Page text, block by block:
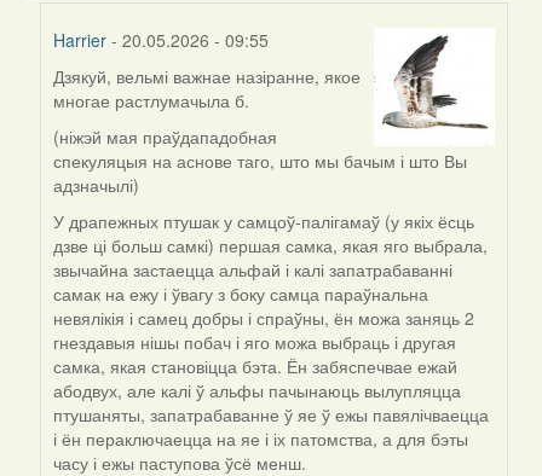
Harrier - 20.05.2026 - 09:55
In
reply
to
by
nataly.d
Дзякуй, вельмі важнае назіранне, якое
многае растлумачыла б.
(ніжэй мая праўдападобная
спекуляцыя на аснове таго, што мы бачым і што Вы
адзначылі)
У драпежных птушак у самцоў-палігамаў (у якіх ёсць
дзве ці больш самкі) першая самка, якая яго выбрала,
звычайна застаецца альфай і калі запатрабаванні
самак на ежу і ўвагу з боку самца параўнальна
невялікія і самец добры і спраўны, ён можа заняць 2
гнездавыя нішы побач і яго можа выбраць і другая
самка, якая становіцца бэта. Ён забяспечвае ежай
абодвух, але калі ў альфы пачынаюць вылупляцца
птушаняты, запатрабаванне ў яе ў ежы павялічваецца
і ён пераключаецца на яе і іх патомства, а для бэты
часу і ежы паступова ўсё менш.